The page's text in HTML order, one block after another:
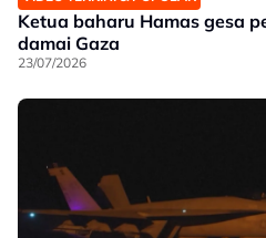
Ketua baharu Hamas gesa
damai Gaza
23/07/2026